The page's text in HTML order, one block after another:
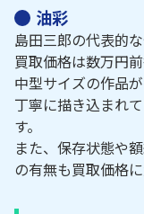
油彩
島田三郎の代表的
買取価格は数万円
中型サイズの作品
丁寧に描き込まれ
す。
また、保存状態や
の有無も買取価格